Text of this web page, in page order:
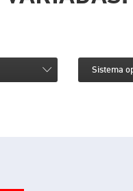
Sistema